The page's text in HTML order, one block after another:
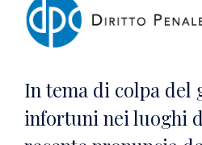
In tema di colpa del
infortuni nei luoghi